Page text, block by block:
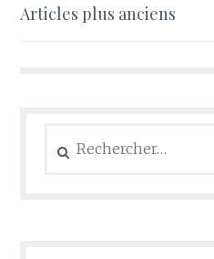
Navigation
Articles plus anciens